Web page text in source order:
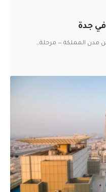
جدة
مدن المملكة — مرحلة…